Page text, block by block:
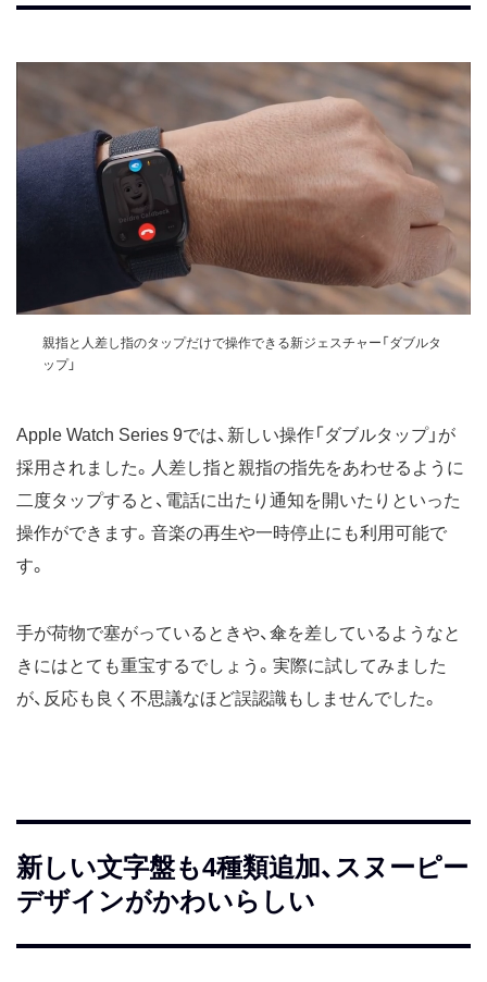
親指と人差し指のタップだけで操作できる新ジェスチャー「ダブルタ
ップ」
Apple Watch Series 9では、新しい操作「ダブルタップ」が
採用されました。人差し指と親指の指先をあわせるように
二度タップすると、電話に出たり通知を開いたりといった
操作ができます。音楽の再生や一時停止にも利用可能で
す。
手が荷物で塞がっているときや、傘を差しているようなと
きにはとても重宝するでしょう。実際に試してみました
が、反応も良く不思議なほど誤認識もしませんでした。
新しい文字盤も4種類追加、スヌーピー
デザインがかわいらしい